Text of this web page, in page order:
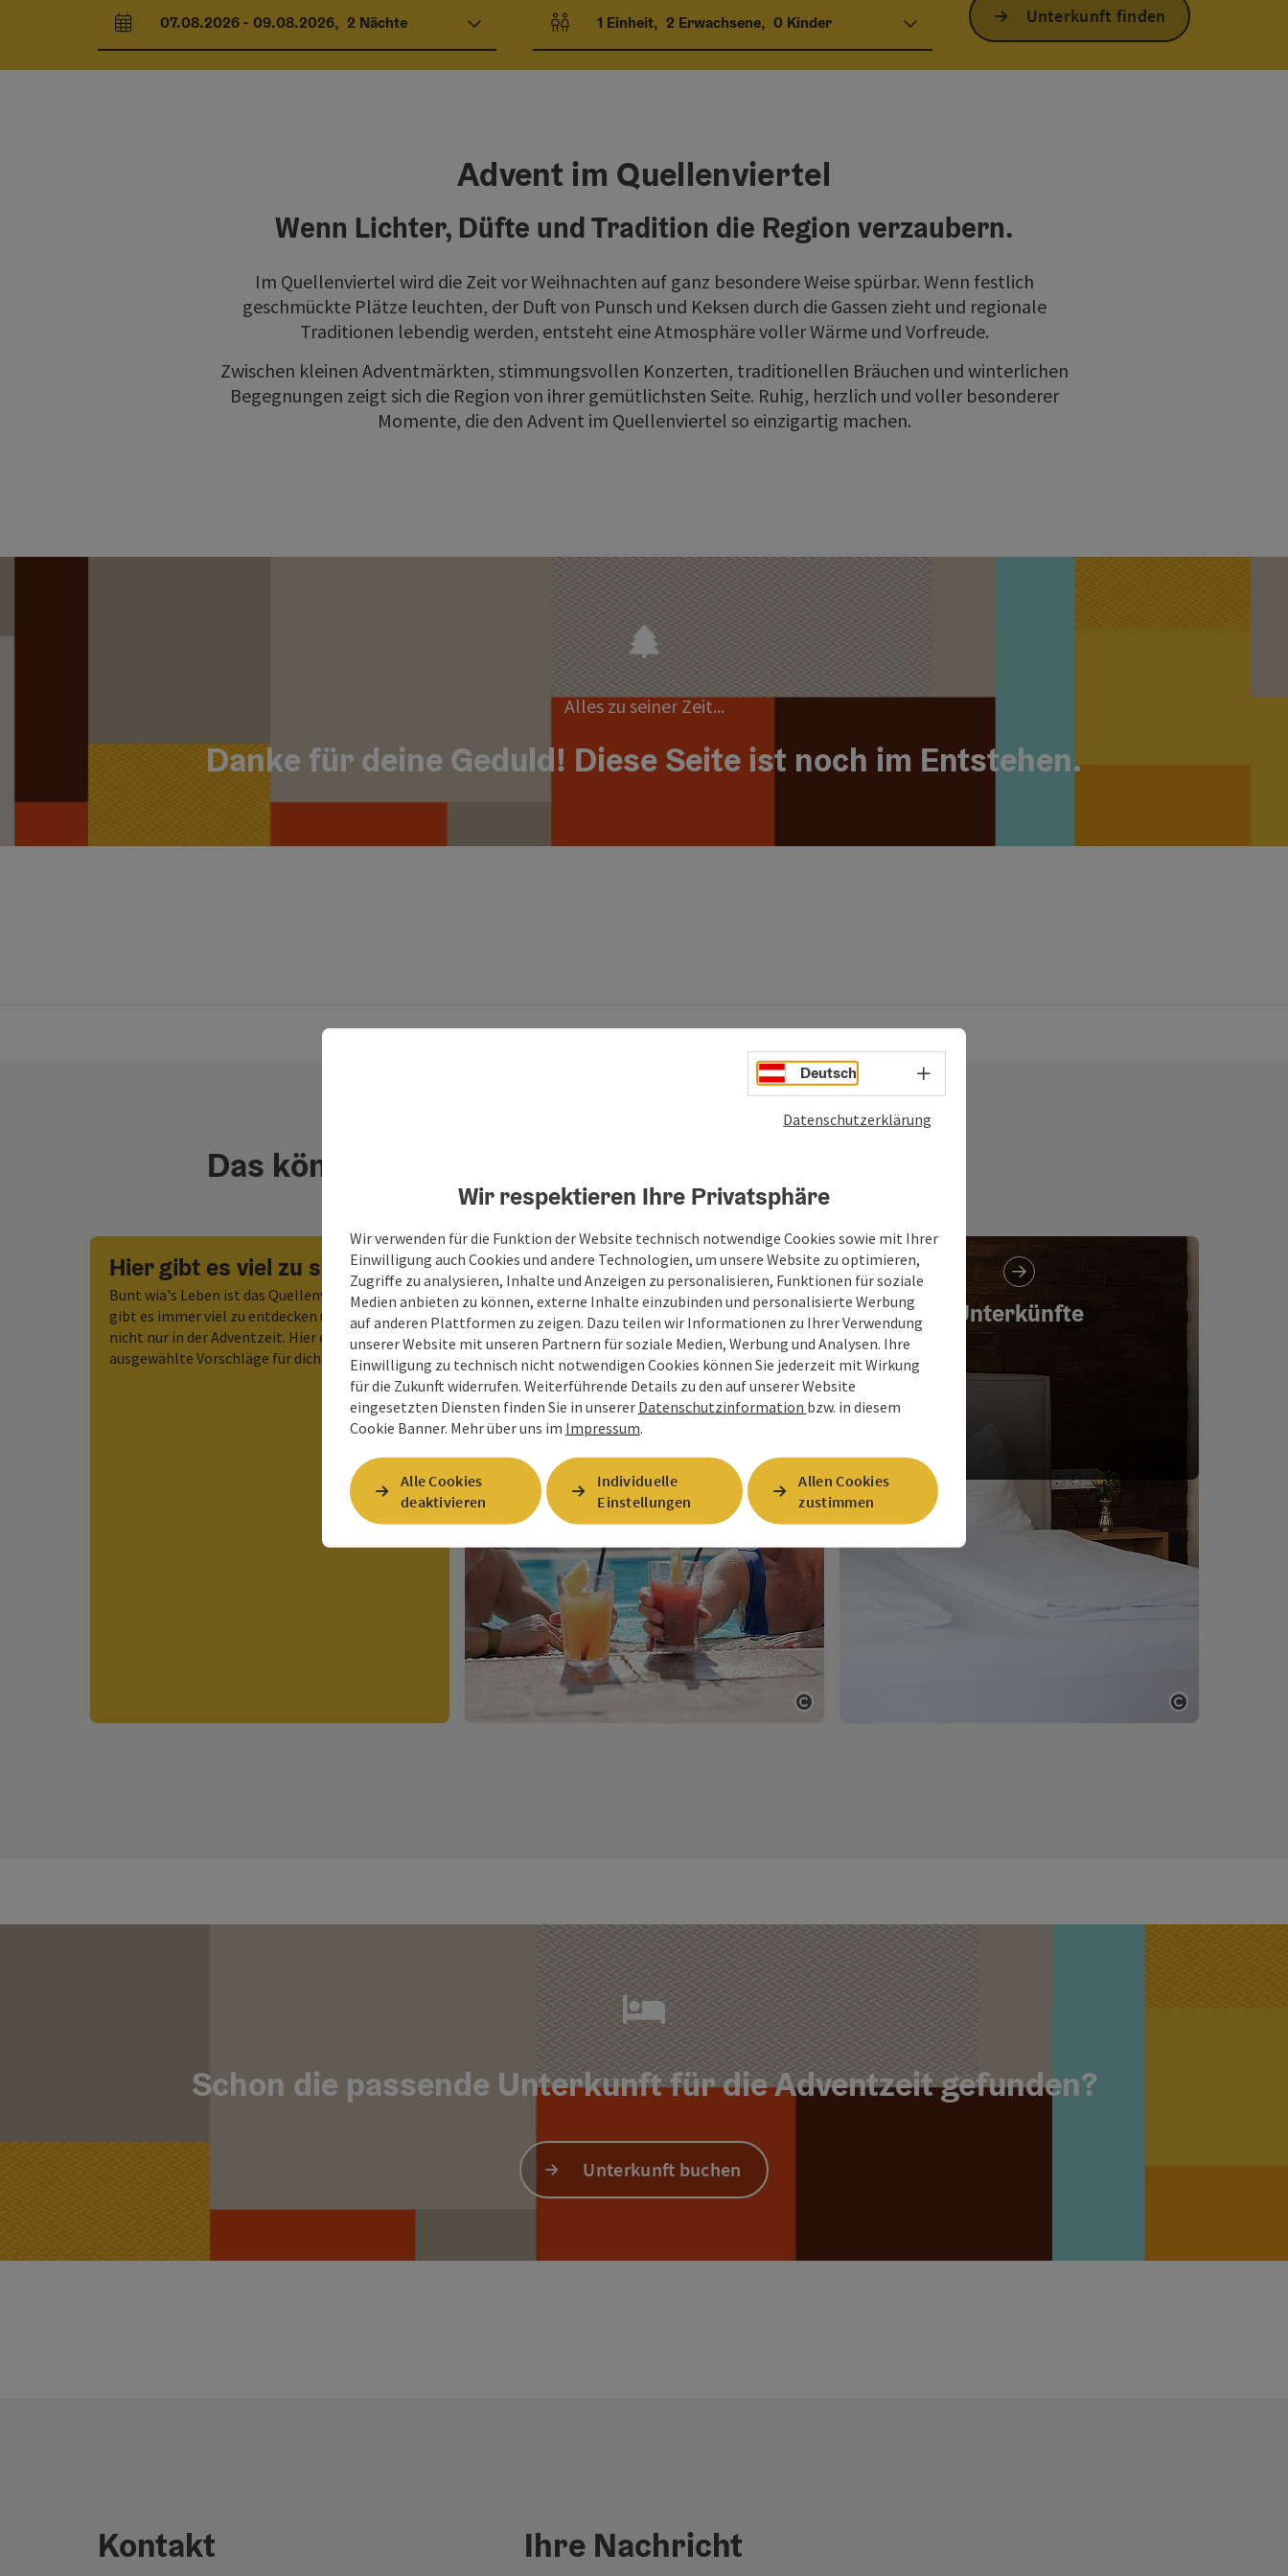
An- und Abreisefelder
07.08.2026- 09.08.2026, 2 Nächte Einheitenanzahl und Personenfelder
1 Einheit, 2 Erwachsene, 0 Kinder Unterkunft finden
Advent im Quellenviertel
Wenn Lichter, Düfte und Tradition die Region verzaubern.
Im Quellenviertel wird die Zeit vor Weihnachten auf ganz besondere Weise spürbar. Wenn festlich
geschmückte Plätze leuchten, der Duft von Punsch und Keksen durch die Gassen zieht und regionale
Traditionen lebendig werden, entsteht eine Atmosphäre voller Wärme und Vorfreude.
Zwischen kleinen Adventmärkten, stimmungsvollen Konzerten, traditionellen Bräuchen und winterlichen
Begegnungen zeigt sich die Region von ihrer gemütlichsten Seite. Ruhig, herzlich und voller besonderer
Momente, die den Advent im Quellenviertel so einzigartig machen.
Alles zu seiner Zeit...
Danke für deine Geduld! Diese Seite ist noch im Entstehen.
Das könnte dich auch noch interessieren:
Hier gibt es viel zu sehen!
Bunt wia's Leben ist das Quellenviertel, somit
gibt es immer viel zu entdecken und erleben -
nicht nur in der Adventzeit. Hier ein paar
ausgewählte Vorschläge für dich.
Wellness Unterkünfte
Copyright
Schon die passende Unterkunft für die Adventzeit gefunden?
Unterkunft buchen
Kontakt Ihre Nachricht
Deutsch Sprachwahl - Menü öffnen
Datenschutzerklärung
Wir respektieren Ihre Privatsphäre
Wir verwenden für die Funktion der Website technisch notwendige Cookies sowie mit Ihrer
Einwilligung auch Cookies und andere Technologien, um unsere Website zu optimieren,
Zugriffe zu analysieren, Inhalte und Anzeigen zu personalisieren, Funktionen für soziale
Medien anbieten zu können, externe Inhalte einzubinden und personalisierte Werbung
auf anderen Plattformen zu zeigen. Dazu teilen wir Informationen zu Ihrer Verwendung
unserer Website mit unseren Partnern für soziale Medien, Werbung und Analysen. Ihre
Einwilligung zu technisch nicht notwendigen Cookies können Sie jederzeit mit Wirkung
für die Zukunft widerrufen. Weiterführende Details zu den auf unserer Website
eingesetzten Diensten finden Sie in unserer Datenschutzinformation bzw. in diesem
Cookie Banner. Mehr über uns im Impressum.
Alle Cookies
deaktivieren
Individuelle
Einstellungen
Allen Cookies
zustimmen